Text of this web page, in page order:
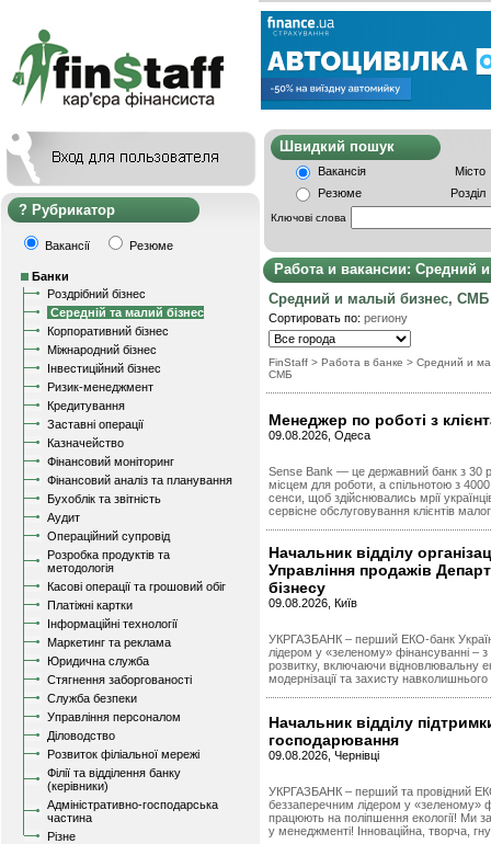
Рубрикатор
Вакансії Резюме
Банки
Роздрібний бізнес
Середній та малий бізнес
Корпоративний бізнес
Міжнародний бізнес
Інвестиційний бізнес
Ризик-менеджмент
Кредитування
Заставні операції
Казначейство
Фінансовий моніторинг
Фінансовий аналіз та планування
Бухоблік та звітність
Аудит
Операційний супровід
Розробка продуктів та
методологія
Касові операції та грошовий обіг
Платіжні картки
Інформаційні технології
Маркетинг та реклама
Юридична служба
Стягнення заборгованості
Служба безпеки
Управління персоналом
Діловодство
Розвиток філіальної мережі
Філії та відділення банку
(керівники)
Адміністративно-господарська
частина
Різне
Швидкий
Вакансія
Місто
Резюме
Розділ
Ключові слова
Работа и вакансии: Средний
Средний и малый бизнес, СМБ
Сортировать по: региону
FinStaff > Работа в банке > Средний и
СМБ
Менеджер по роботі з
09.08.2026, Одеса
Sense Bank — це державний банк з 30
місцем для роботи, а спільнотою з
сенси, щоб здійснювались мрії
сервісне обслуговування клієнтів
Начальник відділу
Управління продажів
бізнесу
09.08.2026, Київ
УКРГАЗБАНК – перший ЕКО-банк
лідером у «зеленому» фінансуванні –
розвитку, включаючи відновлювальну
модернізації та захисту
Начальник відділу
господарювання
09.08.2026, Чернівці
УКРГАЗБАНК – перший та провідний
беззаперечним лідером у «зеленому»
працюють на поліпшення екології! Ми
у менеджменті! Інноваційна, творча,